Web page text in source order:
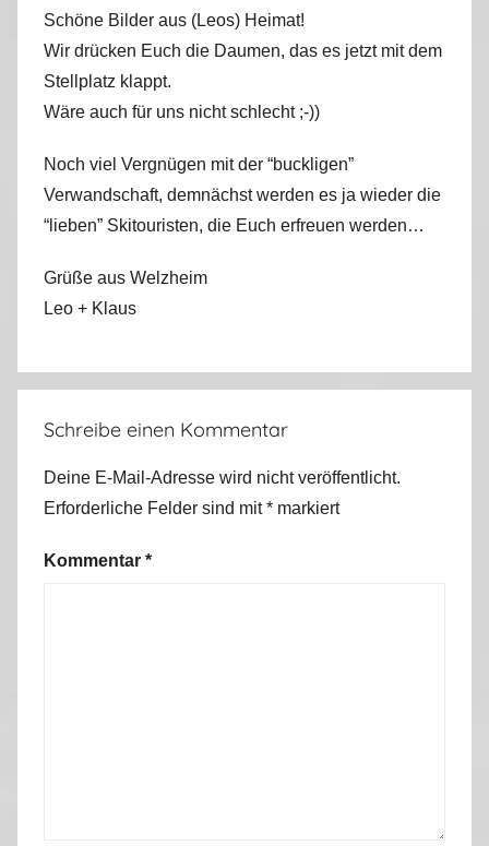
Schöne Bilder aus (Leos) Heimat!
Wir drücken Euch die Daumen, das es jetzt mit dem
Stellplatz klappt.
Wäre auch für uns nicht schlecht ;-))
Noch viel Vergnügen mit der “buckligen”
Verwandschaft, demnächst werden es ja wieder die
“lieben” Skitouristen, die Euch erfreuen werden…
Grüße aus Welzheim
Leo + Klaus
Schreibe einen Kommentar
Deine E-Mail-Adresse wird nicht veröffentlicht.
Erforderliche Felder sind mit* markiert
Kommentar *